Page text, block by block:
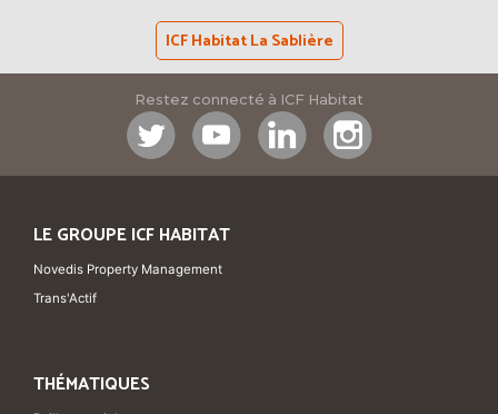
ICF Habitat La Sablière
Restez connecté à ICF Habitat
LE GROUPE ICF HABITAT
Novedis Property Management
Trans'Actif
THÉMATIQUES